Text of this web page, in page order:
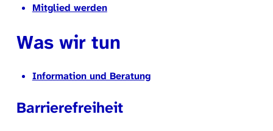
Mitglied werden
Was wir tun
Information und Beratung
Barrierefreiheit